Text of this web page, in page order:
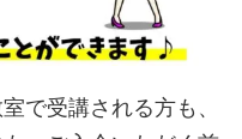
で受講される方も、